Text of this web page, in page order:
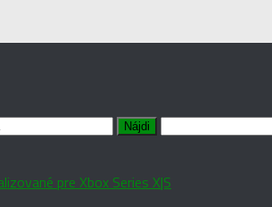
pre Xbox Series X|S